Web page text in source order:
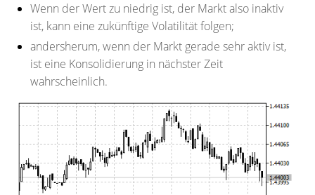
Wenn der Wert zu niedrig ist, der Markt also inaktiv
ist, kann eine zukünftige Volatilität folgen;
andersherum, wenn der Markt gerade sehr aktiv ist,
ist eine Konsolidierung in nächster Zeit
wahrscheinlich.